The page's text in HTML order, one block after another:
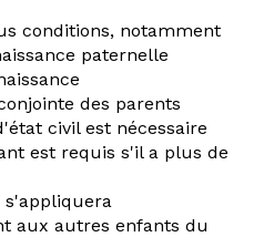
conditions, notamment
paternelle
des parents
civil est nécessaire
est requis s'il a plus de
s'appliquera
aux autres enfants du